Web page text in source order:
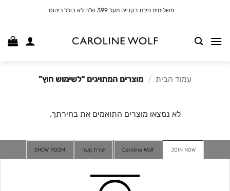
משלוחים חינם בקנייה מעל 399 ש"ח לא כולל ריהוט
עמוד הבית / מוצרים המתויגים “לשימוש חוץ”
לא נמצאו מוצרים התואמים את בחירתך.
JOIN NOW
Caroline Wolf יצירת קשר SHOW ROOM